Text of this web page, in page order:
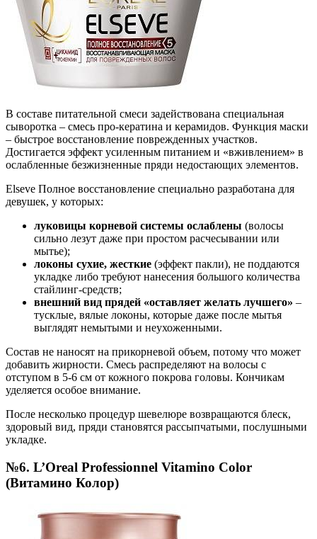
В составе питательной смеси задействована специальная
сыворотка – смесь про-кератина и керамидов. Функция маски
– быстрое восстановление поврежденных участков.
Достигается эффект усиленным питанием и «вживлением» в
ослабленные безжизненные пряди недостающих элементов.
Elseve Полное восстановление специально разработана для
девушек, у которых:
луковицы корневой системы ослаблены (волосы
сильно лезут даже при простом расчесывании или
мытье);
локоны сухие, жесткие (эффект пакли), не поддаются
укладке либо требуют нанесения большого количества
стайлинг-средств;
внешний вид прядей «оставляет желать лучшего» –
тусклые, вялые локоны, которые даже после мытья
выглядят немытыми и неухоженными.
Состав не наносят на прикорневой объем, потому что может
добавить жирности. Смесь распределяют на волосы с
отступом в 5-6 см от кожного покрова головы. Кончикам
уделяется особое внимание.
После несколько процедур шевелюре возвращаются блеск,
здоровый вид, пряди становятся рассыпчатыми, послушными
укладке.
№6. L’Oreal Professionnel Vitamino Color
(Витамино Колор)